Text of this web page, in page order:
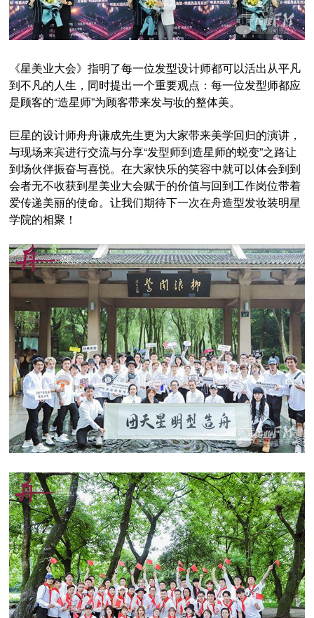
《星美业大会》指明了每一位发型设计师都可以活出从平凡
到不凡的人生，同时提出一个重要观点：每一位发型师都应
是顾客的“造星师”为顾客带来发与妆的整体美。
巨星的设计师舟舟谦成先生更为大家带来美学回归的演讲，
与现场来宾进行交流与分享“发型师到造星师的蜕变”之路让
到场伙伴振奋与喜悦。在大家快乐的笑容中就可以体会到到
会者无不收获到星美业大会赋于的价值与回到工作岗位带着
爱传递美丽的使命。让我们期待下一次在舟造型发妆装明星
学院的相聚！